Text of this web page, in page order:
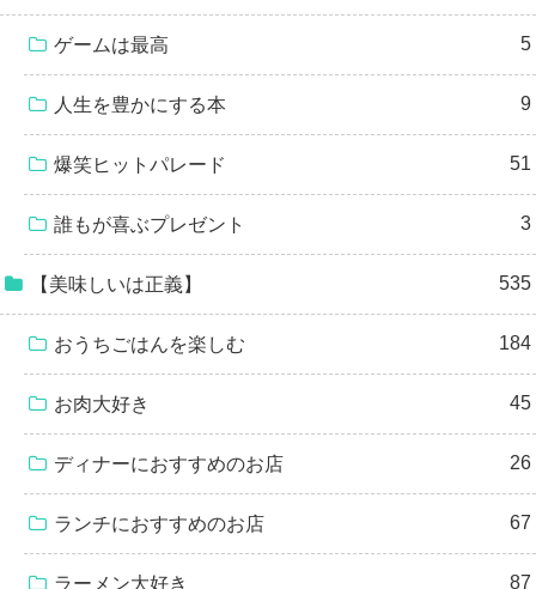
ゲームは最高 5
人生を豊かにする本 9
爆笑ヒットパレード 51
誰もが喜ぶプレゼント 3
【美味しいは正義】 535
おうちごはんを楽しむ 184
お肉大好き 45
ディナーにおすすめのお店 26
ランチにおすすめのお店 67
ラーメン大好き 87